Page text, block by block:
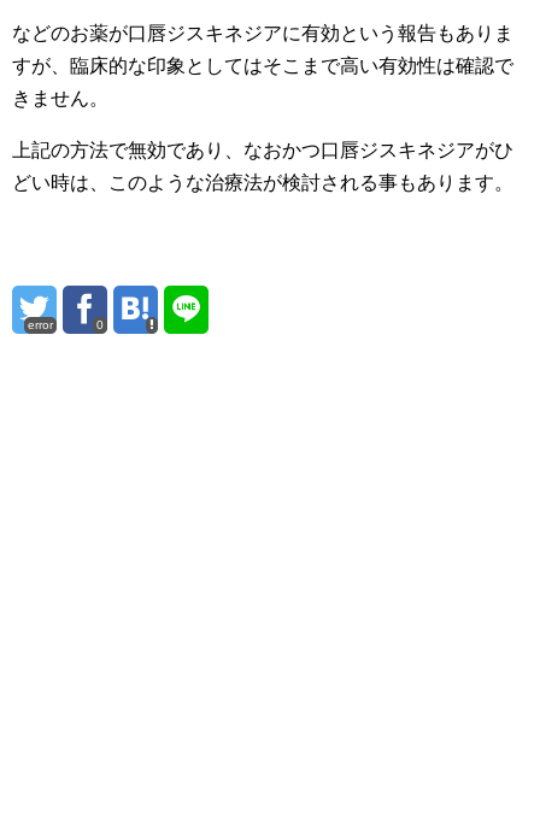
などのお薬が口唇ジスキネジアに有効という報告もありま
すが、臨床的な印象としてはそこまで高い有効性は確認で
きません。
上記の方法で無効であり、なおかつ口唇ジスキネジアがひ
どい時は、このような治療法が検討される事もあります。
error 0